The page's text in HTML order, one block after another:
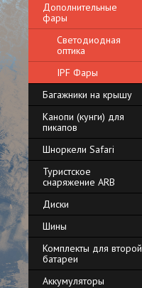
Дополнительные
фары
Светодиодная
оптика
IPF Фары
Багажники на крышу
Канопи (кунги) для
пикапов
Шноркели Safari
Туристское
снаряжение ARB
Диски
Шины
Комплекты для второй
батареи
Аккумуляторы